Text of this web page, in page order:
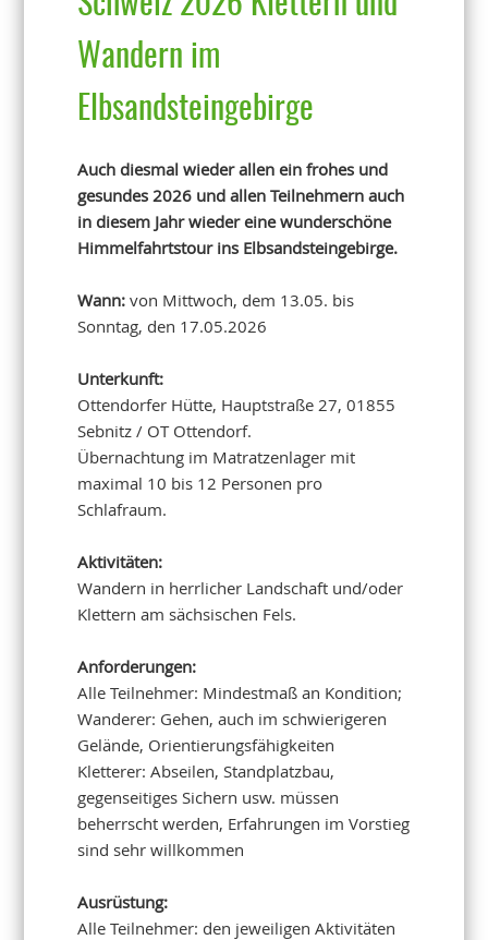
Wandern im
Elbsandsteingebirge
Auch diesmal wieder allen ein frohes und
gesundes 2026 und allen Teilnehmern auch
in diesem Jahr wieder eine wunderschöne
Himmelfahrtstour ins Elbsandsteingebirge.
Wann:von Mittwoch, dem 13.05. bis
Sonntag, den 17.05.2026
Unterkunft:
Ottendorfer Hütte, Hauptstraße 27, 01855
Sebnitz / OT Ottendorf.
Übernachtung im Matratzenlager mit
maximal 10 bis 12 Personen pro
Schlafraum.
Aktivitäten:
Wandern in herrlicher Landschaft und/oder
Klettern am sächsischen Fels.
Anforderungen:
Alle Teilnehmer: Mindestmaß an Kondition;
Wanderer: Gehen, auch im schwierigeren
Gelände, Orientierungsfähigkeiten
Kletterer: Abseilen, Standplatzbau,
gegenseitiges Sichern usw. müssen
beherrscht werden, Erfahrungen im Vorstieg
sind sehr willkommen
Ausrüstung:
Alle Teilnehmer: den jeweiligen Aktivitäten